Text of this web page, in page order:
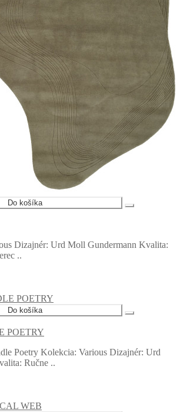
Do košíka
Dizajnér: Urd Moll Gundermann Kvalita:
..
Do košíka
POETRY
Poetry Kolekcia: Various Dizajnér: Urd
Ručne ..